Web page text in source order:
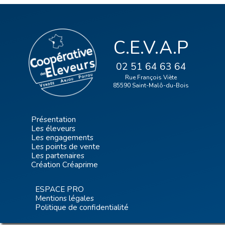
C.E.V.A.P
02 51 64 63 64
Rue François Viète
85590 Saint-Malô-du-Bois
Présentation
Les éleveurs
Les engagements
Les points de vente
Les partenaires
Création Créaprime
ESPACE PRO
Mentions légales
Politique de confidentialité